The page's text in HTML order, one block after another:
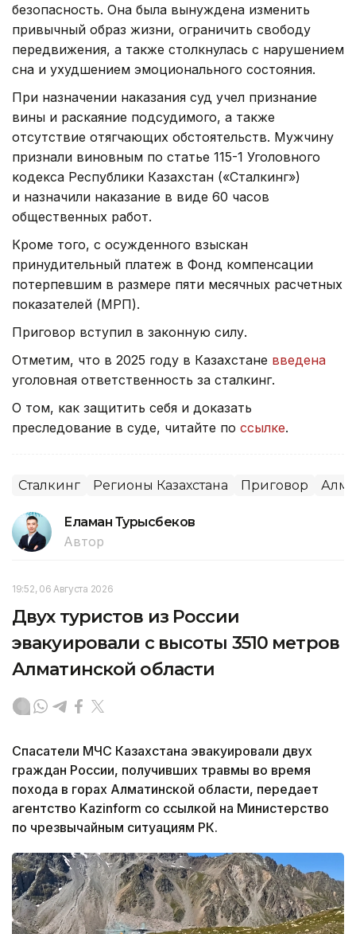
безопасность. Она была вынуждена изменить
привычный образ жизни, ограничить свободу
передвижения, а также столкнулась с нарушением
сна и ухудшением эмоционального состояния.
При назначении наказания суд учел признание
вины и раскаяние подсудимого, а также
отсутствие отягчающих обстоятельств. Мужчину
признали виновным по статье 115-1 Уголовного
кодекса Республики Казахстан («Сталкинг»)
и назначили наказание в виде 60 часов
общественных работ.
Кроме того, с осужденного взыскан
принудительный платеж в Фонд компенсации
потерпевшим в размере пяти месячных расчетных
показателей (МРП).
Приговор вступил в законную силу.
Отметим, что в 2025 году в Казахстане введена
уголовная ответственность за сталкинг.
О том, как защитить себя и доказать
преследование в суде, читайте по ссылке.
Сталкинг Регионы Казахстана Приговор
Еламан Турысбеков
Автор
19:52, 06 Августа 2026
Двух туристов из России
эвакуировали с высоты 3510 метров
Алматинской области
Спасатели МЧС Казахстана эвакуировали двух
граждан России, получивших травмы во время
похода в горах Алматинской области, передает
агентство Kazinform со ссылкой на Министерство
по чрезвычайным ситуациям РК.